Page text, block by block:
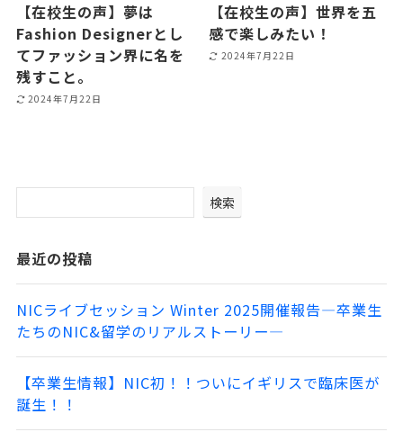
【在校生の声】夢は
Fashion Designerとし
てファッション界に名を
残すこと。
2024年7月22日
【在校生の声】世界を五
感で楽しみたい！
2024年7月22日
検索
最近の投稿
NICライブセッション Winter 2025開催報告―卒業生
たちのNIC&留学のリアルストーリー―
【卒業生情報】NIC初！！ついにイギリスで臨床医が
誕生！！